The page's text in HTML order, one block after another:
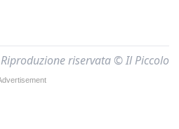
Riproduzione riservata © Il Piccolo